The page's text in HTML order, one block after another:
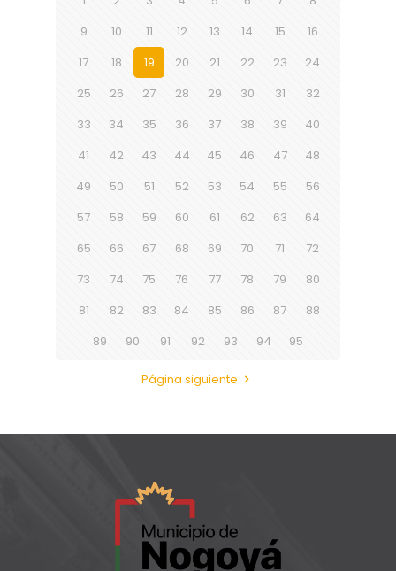
9
10 11 12 13 14 15
16
17
18 19 20 21 22 23
24
25
26 27 28 29 30 31
32
33
34 35 36 37 38 39
40
41
42 43 44 45 46 47
48
49
50 51 52 53 54 55
56
57
58 59 60 61 62 63
64
65
66 67 68 69 70 71
72
73
74 75 76 77 78 79
80
81
82 83 84 85 86 87
88
89
90 91 92 93 94 95
Página siguiente